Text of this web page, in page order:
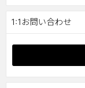
1 Day
カラー
1:1お問い合わせ